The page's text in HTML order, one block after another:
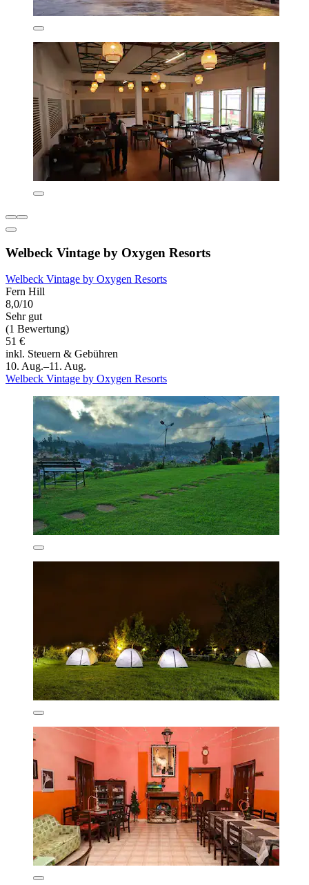
Welbeck Vintage by Oxygen Resorts
Welbeck Vintage by Oxygen Resorts
Fern Hill
8,0/10
Sehr gut
(1 Bewertung)
51 €
inkl. Steuern & Gebühren
10. Aug.–11. Aug.
Welbeck Vintage by Oxygen Resorts